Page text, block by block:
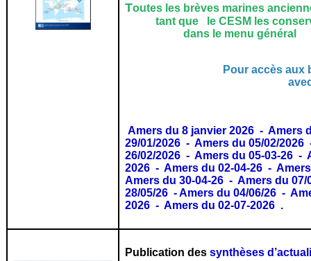
Toutes les brèves marines
tant que le CESM les
dans le menu
Pour accès
Amers du 8 janvier 2026 -Amers
29/01/2026 -Amers du 05/02/2026
26/02/2026 -Amers du 05-03-26 -
2026 -Amers du 02-04-26 -
Amers du 30-04-26 -Amers du 07/
28/05/26 -Amers du 04/06/26 -
2026 -Amers du 02-07-2026 .
Publication dessynthèses